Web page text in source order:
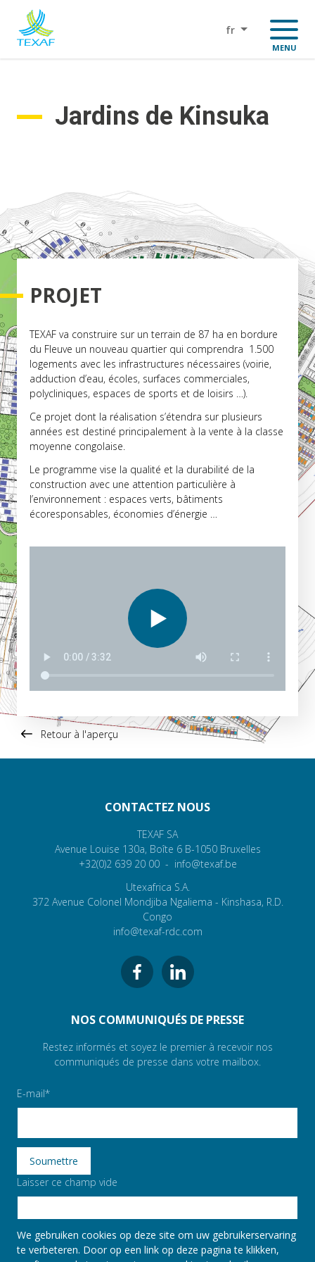
contenu
MENU
fr
Jardins de Kinsuka
PROJET
TEXAF va construire sur un terrain de 87 ha en bordure
du Fleuve un nouveau quartier qui comprendra 1.500
logements avec les infrastructures nécessaires (voirie,
adduction d’eau, écoles, surfaces commerciales,
polycliniques, espaces de sports et de loisirs …).
Ce projet dont la réalisation s’étendra sur plusieurs
années est destiné principalement à la vente à la classe
moyenne congolaise.
Le programme vise la qualité et la durabilité de la
construction avec une attention particulière à
l’environnement : espaces verts, bâtiments
écoresponsables, économies d’énergie …
Retour à l'aperçu
CONTACTEZ NOUS
TEXAF SA
Avenue Louise 130a, Boîte 6 B-1050 Bruxelles
+32(0)2 639 20 00
info@texaf.be
Utexafrica S.A.
372 Avenue Colonel Mondjiba Ngaliema - Kinshasa, R.D.
Congo
info@texaf-rdc.com
NOS COMMUNIQUÉS DE PRESSE
Restez informés et soyez le premier à recevoir nos
communiqués de presse dans votre mailbox.
E-mail
Laisser ce champ vide
We gebruiken cookies op deze site om uw gebruikerservaring
te verbeteren. Door op een link op deze pagina te klikken,